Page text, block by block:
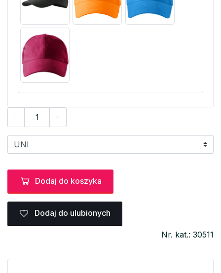
Dodaj do koszyka
Dodaj do ulubionych
Nr. kat.: 30511